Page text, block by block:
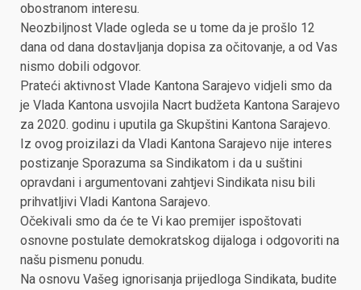
obostranom interesu.
Neozbiljnost Vlade ogleda se u tome da je prošlo 12
dana od dana dostavljanja dopisa za očitovanje, a od Vas
nismo dobili odgovor.
Prateći aktivnost Vlade Kantona Sarajevo vidjeli smo da
je Vlada Kantona usvojila Nacrt budžeta Kantona Sarajevo
za 2020. godinu i uputila ga Skupštini Kantona Sarajevo.
Iz ovog proizilazi da Vladi Kantona Sarajevo nije interes
postizanje Sporazuma sa Sindikatom i da u suštini
opravdani i argumentovani zahtjevi Sindikata nisu bili
prihvatljivi Vladi Kantona Sarajevo.
Očekivali smo da će te Vi kao premijer ispoštovati
osnovne postulate demokratskog dijaloga i odgovoriti na
našu pismenu ponudu.
Na osnovu Vašeg ignorisanja prijedloga Sindikata, budite